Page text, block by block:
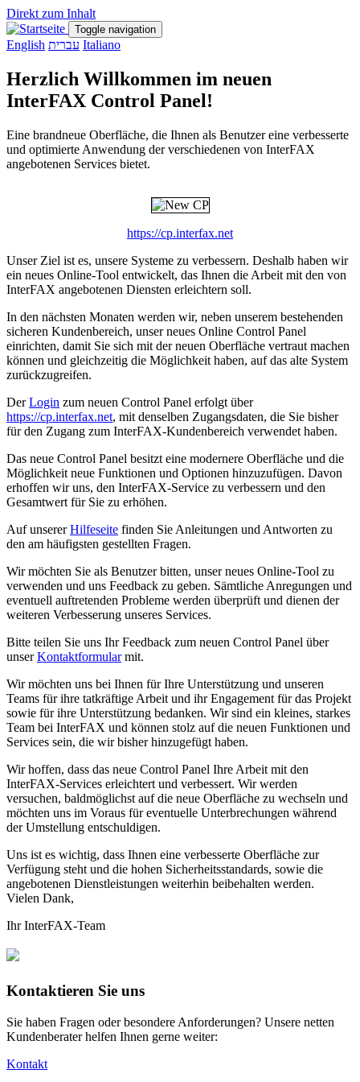
Direkt zum Inhalt
Toggle navigation
English עברית Italiano
Herzlich Willkommen im neuen
InterFAX Control Panel!
Eine brandneue Oberfläche, die Ihnen als Benutzer eine verbesserte
und optimierte Anwendung der verschiedenen von InterFAX
angebotenen Services bietet.
https://cp.interfax.net
Unser Ziel ist es, unsere Systeme zu verbessern. Deshalb haben wir
ein neues Online-Tool entwickelt, das Ihnen die Arbeit mit den von
InterFAX angebotenen Diensten erleichtern soll.
In den nächsten Monaten werden wir, neben unserem bestehenden
sicheren Kundenbereich, unser neues Online Control Panel
einrichten, damit Sie sich mit der neuen Oberfläche vertraut machen
können und gleichzeitig die Möglichkeit haben, auf das alte System
zurückzugreifen.
DerLogin zum neuen Control Panel erfolgt über
https://cp.interfax.net, mit denselben Zugangsdaten, die Sie bisher
für den Zugang zum InterFAX-Kundenbereich verwendet haben.
Das neue Control Panel besitzt eine modernere Oberfläche und die
Möglichkeit neue Funktionen und Optionen hinzuzufügen. Davon
erhoffen wir uns, den InterFAX-Service zu verbessern und den
Gesamtwert für Sie zu erhöhen.
Auf unsererHilfeseite finden Sie Anleitungen und Antworten zu
den am häufigsten gestellten Fragen.
Wir möchten Sie als Benutzer bitten, unser neues Online-Tool zu
verwenden und uns Feedback zu geben. Sämtliche Anregungen und
eventuell auftretenden Probleme werden überprüft und dienen der
weiteren Verbesserung unseres Services.
Bitte teilen Sie uns Ihr Feedback zum neuen Control Panel über
unserKontaktformularmit.
Wir möchten uns bei Ihnen für Ihre Unterstützung und unseren
Teams für ihre tatkräftige Arbeit und ihr Engagement für das Projekt
sowie für ihre Unterstützung bedanken. Wir sind ein kleines, starkes
Team bei InterFAX und können stolz auf die neuen Funktionen und
Services sein, die wir bisher hinzugefügt haben.
Wir hoffen, dass das neue Control Panel Ihre Arbeit mit den
InterFAX-Services erleichtert und verbessert. Wir werden
versuchen, baldmöglichst auf die neue Oberfläche zu wechseln und
möchten uns im Voraus für eventuelle Unterbrechungen während
der Umstellung entschuldigen.
Uns ist es wichtig, dass Ihnen eine verbesserte Oberfläche zur
Verfügung steht und die hohen Sicherheitsstandards, sowie die
angebotenen Dienstleistungen weiterhin beibehalten werden.
Vielen Dank,
Ihr InterFAX-Team
Kontaktieren Sie uns
Sie haben Fragen oder besondere Anforderungen? Unsere netten
Kundenberater helfen Ihnen gerne weiter:
Kontakt